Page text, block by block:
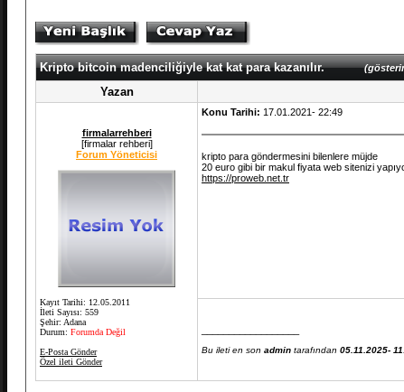
Kripto bitcoin madenciliğiyle kat kat para kazanılır.
Yazan
firmalarrehberi
[firmalar rehberi]
Forum Yöneticisi
Kayıt Tarihi: 12.05.2011
İleti Sayısı: 559
Şehir: Adana
Durum: Forumda Değil
E-Posta Gönder
Özel ileti Gönder
Konu Tarihi: 17.01.2021- 22:49
kripto para göndermesini bilenlere müjde
20 euro gibi bir makul fiyata web sitenizi
https://proweb.net.tr
Bu ileti en son admin tarafından 05.11.2025-